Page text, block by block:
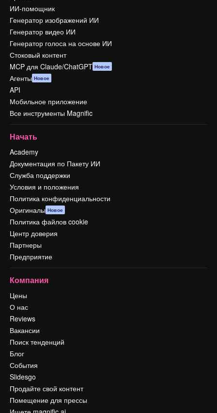
ИИ-помощник
Генератор изображений ИИ
Генератор видео ИИ
Генератор голоса на основе ИИ
Стоковый контент
MCP для Claude/ChatGPT Новое
Агенты Новое
API
Мобильное приложение
Все инструменты Magnific
Начать
Academy
Документация по Пакету ИИ
Служба поддержки
Условия и положения
Политика конфиденциальности
Оригиналы Новое
Политика файлов cookie
Центр доверия
Партнеры
Предприятие
Компания
Цены
О нас
Reviews
Вакансии
Поиск тенденций
Блог
События
Slidesgo
Продайте свой контент
Помещение для прессы